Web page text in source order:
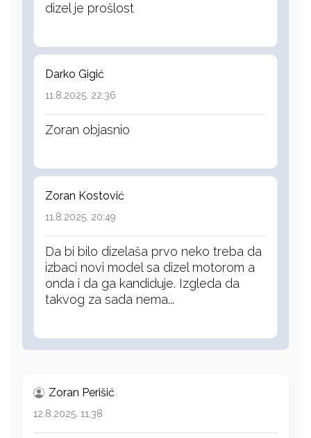
dizel je prošlost
Darko Gigić
11.8.2025. 22:36
Zoran objasnio
Zoran Kostović
11.8.2025. 20:49
Da bi bilo dizelaša prvo neko treba da
izbaci novi model sa dizel motorom a
onda i da ga kandiduje. Izgleda da
takvog za sada nema...
Zoran Perišić
12.8.2025. 11:38